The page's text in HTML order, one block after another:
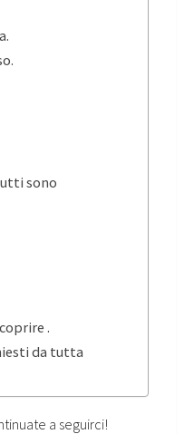
sono
.
da tutta
a seguirci!